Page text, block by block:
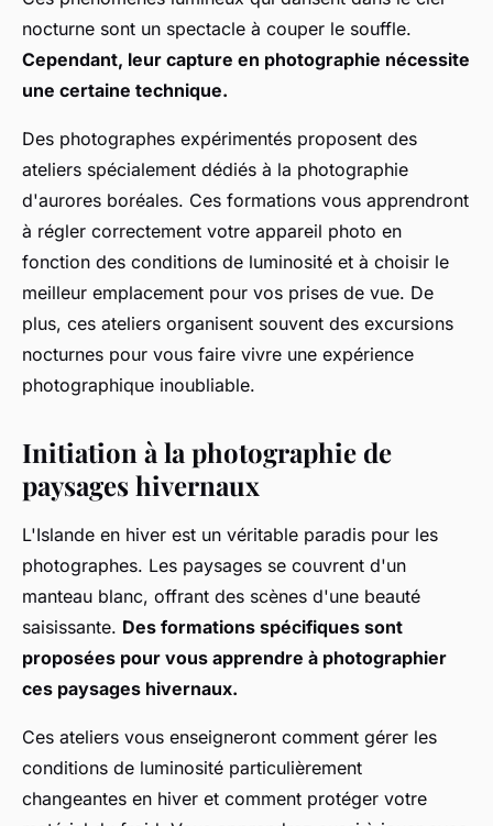
nocturne sont un spectacle à couper le souffle.
Cependant, leur capture en photographie nécessite
une certaine technique.
Des photographes expérimentés proposent des
ateliers spécialement dédiés à la photographie
d'aurores boréales. Ces formations vous apprendront
à régler correctement votre appareil photo en
fonction des conditions de luminosité et à choisir le
meilleur emplacement pour vos prises de vue. De
plus, ces ateliers organisent souvent des excursions
nocturnes pour vous faire vivre une expérience
photographique inoubliable.
Initiation à la photographie de
paysages hivernaux
L'Islande en hiver est un véritable paradis pour les
photographes. Les paysages se couvrent d'un
manteau blanc, offrant des scènes d'une beauté
saisissante. Des formations spécifiques sont
proposées pour vous apprendre à photographier
ces paysages hivernaux.
Ces ateliers vous enseigneront comment gérer les
conditions de luminosité particulièrement
changeantes en hiver et comment protéger votre